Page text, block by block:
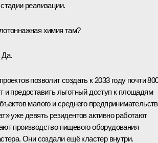
реализации.
химия там?
Да.
позволит создать к 2033 году почти
и предоставить льготный доступ к площадям
малого и среднего
уже девять резидентов активно работают
производство пищевого оборудования
Они создали ещё кластер внутри.